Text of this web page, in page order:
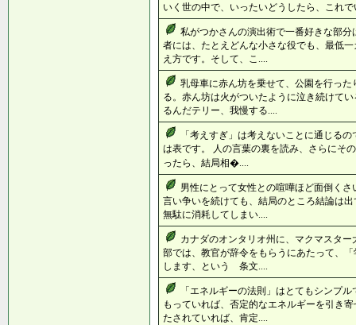
いく世の中で、いったいどうしたら、これ
私がつかさんの演出術で一番好きな部
者には、たとえどんな小さな役でも、最低
え方です。そして、こ....
乳母車に赤ん坊を乗せて、公園を行っ
る。赤ん坊は火がついたように泣き続けて
るんだテリー、我慢する....
「考えすぎ」は考えないことに通じる
は表です。 人の言葉の裏を読み、さらにそ
ったら、結局相�....
男性にとって女性との喧嘩ほど面倒く
言い争いを続けても、結局のところ結論は
無駄に消耗してしまい....
カナダのオンタリオ州に、マクマスタ
部では、教官が辞令をもらうにあたって、
します、という 条文....
「エネルギーの法則」はとてもシンプ
もっていれば、否定的なエネルギーを引き
たされていれば、肯定....